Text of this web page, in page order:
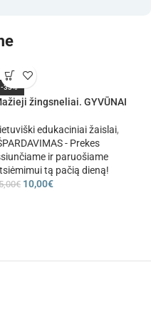
-33%
žingsneliai. GYVŪNAI
edukaciniai žaislai,
- Prekes
ir paruošiame
tą pačią dieną!
€ 10,00€